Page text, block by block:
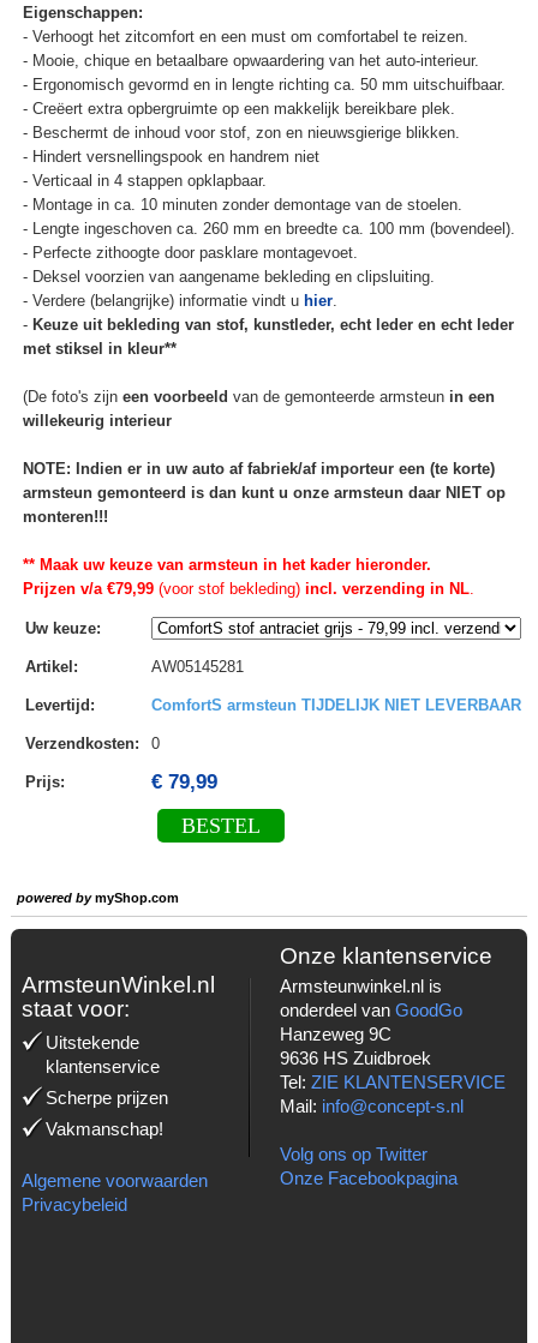
Eigenschappen:
- Verhoogt het zitcomfort en een must om comfortabel te reizen.
- Mooie, chique en betaalbare opwaardering van het auto-interieur.
- Ergonomisch gevormd en in lengte richting ca. 50 mm uitschuifbaar.
- Creëert extra opbergruimte op een makkelijk bereikbare plek.
- Beschermt de inhoud voor stof, zon en nieuwsgierige blikken.
- Hindert versnellingspook en handrem niet
- Verticaal in 4 stappen opklapbaar.
- Montage in ca. 10 minuten zonder demontage van de stoelen.
- Lengte ingeschoven ca. 260 mm en breedte ca. 100 mm (bovendeel).
- Perfecte zithoogte door pasklare montagevoet.
- Deksel voorzien van aangename bekleding en clipsluiting.
- Verdere (belangrijke) informatie vindt u hier.
- Keuze uit bekleding van stof, kunstleder, echt leder en echt leder
met stiksel in kleur**
(De foto's zijn een voorbeeld van de gemonteerde armsteun in een
willekeurig interieur
NOTE: Indien er in uw auto af fabriek/af importeur een (te korte)
armsteun gemonteerd is dan kunt u onze armsteun daar NIET op
monteren!!!
** Maak uw keuze van armsteun in het kader hieronder.
Prijzen v/a €79,99(voor stof bekleding)incl. verzending in NL.
Uw keuze:
Artikel : AW05145281
Levertijd : ComfortS armsteun TIJDELIJK NIET LEVERBAAR
Verzendkosten: 0
Prijs: € 79,99
BESTEL
powered bymyShop.com
ArmsteunWinkel.nl
staat voor:
Uitstekende
klantenservice
Scherpe prijzen
Vakmanschap!
Algemene voorwaarden
Privacybeleid
Onze klantenservice
Armsteunwinkel.nl is
onderdeel van GoodGo
Hanzeweg 9C
9636 HS Zuidbroek
Tel: ZIE KLANTENSERVICE
Mail: info@concept-s.nl
Volg ons op Twitter
Onze Facebookpagina